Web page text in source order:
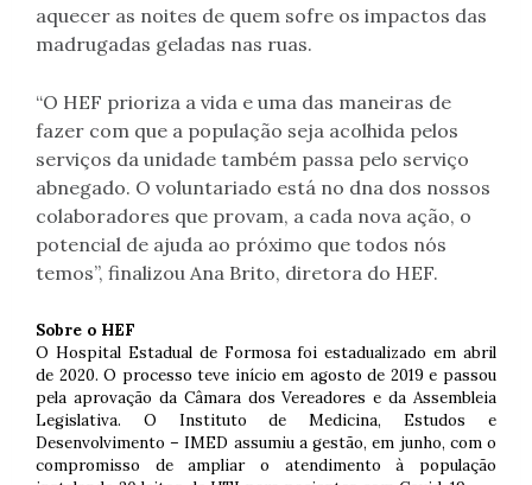
aquecer as noites de quem sofre os impactos das
madrugadas geladas nas ruas.
“O HEF prioriza a vida e uma das maneiras de
fazer com que a população seja acolhida pelos
serviços da unidade também passa pelo serviço
abnegado. O voluntariado está no dna dos nossos
colaboradores que provam, a cada nova ação, o
potencial de ajuda ao próximo que todos nós
temos”, finalizou Ana Brito, diretora do HEF.
Sobre o HEF
O Hospital Estadual de Formosa foi estadualizado em abril
de 2020. O processo teve início em agosto de 2019 e passou
pela aprovação da Câmara dos Vereadores e da Assembleia
Legislativa. O Instituto de Medicina, Estudos e
Desenvolvimento – IMED assumiu a gestão, em junho, com o
compromisso de ampliar o atendimento à população